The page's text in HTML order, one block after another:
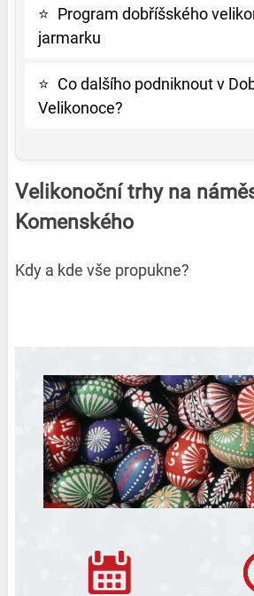
⭐ Program dobříšského
jarmarku
⭐ Co dalšího podniknout v
Velikonoce?
Velikonoční trhy na
Komenského
Kdy a kde vše propukne?